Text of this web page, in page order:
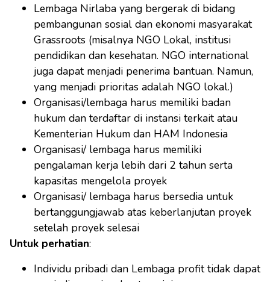
Lembaga Nirlaba yang bergerak di bidang
pembangunan sosial dan ekonomi masyarakat
Grassroots (misalnya NGO Lokal, institusi
pendidikan dan kesehatan. NGO international
juga dapat menjadi penerima bantuan. Namun,
yang menjadi prioritas adalah NGO lokal.)
Organisasi/lembaga harus memiliki badan
hukum dan terdaftar di instansi terkait atau
Kementerian Hukum dan HAM Indonesia
Organisasi/ lembaga harus memiliki
pengalaman kerja lebih dari 2 tahun serta
kapasitas mengelola proyek
Organisasi/ lembaga harus bersedia untuk
bertanggungjawab atas keberlanjutan proyek
setelah proyek selesai
Untuk perhatian:
Individu pribadi dan Lembaga profit tidak dapat